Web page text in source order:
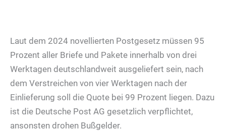
Laut dem 2024 novellierten Postgesetz müssen 95
Prozent aller Briefe und Pakete innerhalb von drei
Werktagen deutschlandweit ausgeliefert sein, nach
dem Verstreichen von vier Werktagen nach der
Einlieferung soll die Quote bei 99 Prozent liegen. Dazu
ist die Deutsche Post AG gesetzlich verpflichtet,
ansonsten drohen Bußgelder.